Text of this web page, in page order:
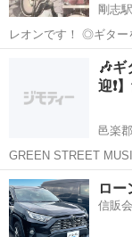
剛志駅
レオンです！ ◎ギター
ャクシに見える。 ◎
伊勢崎市
🎶ギ
迎❗️
邑楽郡
GREEN STREET
ります) ・まだギターに触ったことがない方 ・全くの初心者の方 大歓
迎です！ マンツーマン
群馬 邑楽郡
ロー
信販